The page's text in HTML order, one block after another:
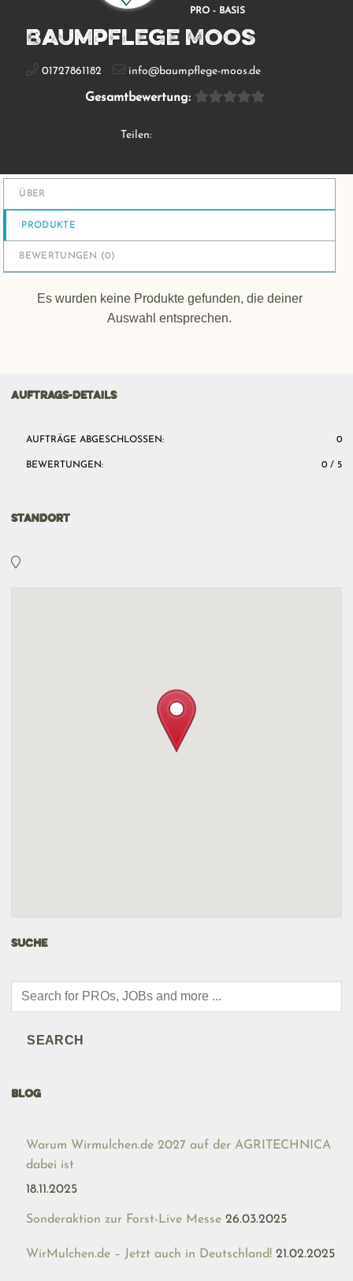
Baumpflege Moos
01727861182 info@baumpflege-moos.de
Gesamtbewertung:
Teilen:
PRO - BASIS
ÜBER
PRODUKTE
BEWERTUNGEN (0)
Es wurden keine Produkte gefunden, die deiner
Auswahl entsprechen.
AUFTRAGS-DETAILS
AUFTRÄGE ABGESCHLOSSEN: 0
BEWERTUNGEN: 0 / 5
STANDORT
SUCHE
Products
SEARCH
BLOG
Warum Wirmulchen.de 2027 auf der AGRITECHNICA
dabei ist
18.11.2025
Sonderaktion zur Forst-Live Messe 26.03.2025
WirMulchen.de – Jetzt auch in Deutschland! 21.02.2025